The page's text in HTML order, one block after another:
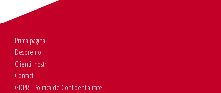
Prima pagina
Despre noi
Clientii nostri
Contact
GDPR - Politica de Confidentialitate